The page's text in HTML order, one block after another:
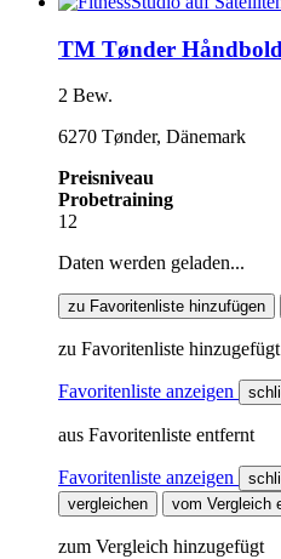
TM Tønder
2 Bew.
6270 Tønder, Dänemark
Preisniveau
Probetraining
12
Daten werden geladen...
zu Favoritenliste hinzufügen
zu Favoritenliste hinzugefügt
Favoritenliste anzeigen
aus Favoritenliste entfernt
Favoritenliste anzeigen
vergleichen
vom Vergleich
zum Vergleich hinzugefügt